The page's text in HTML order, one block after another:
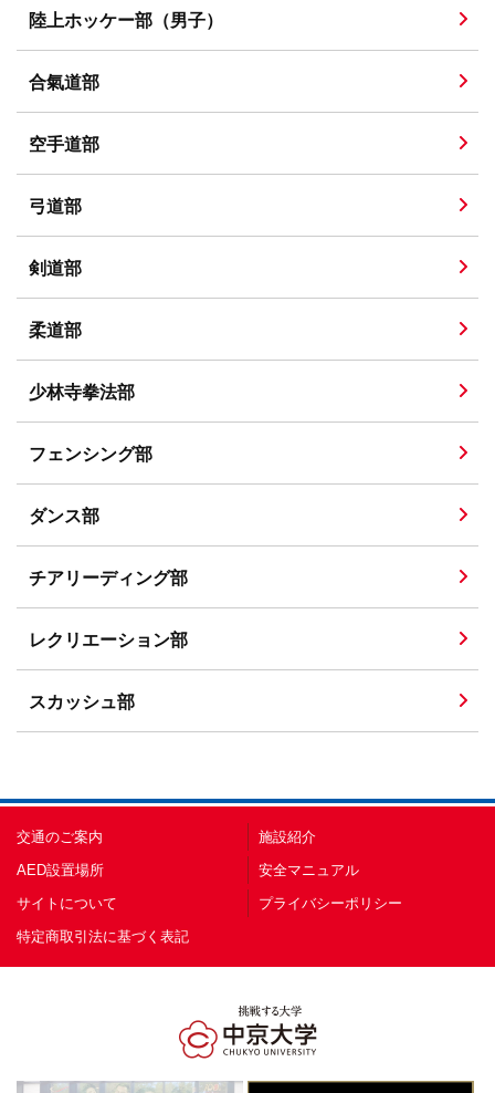
陸上ホッケー部（男子）
合氣道部
空手道部
弓道部
剣道部
柔道部
少林寺拳法部
フェンシング部
ダンス部
チアリーディング部
レクリエーション部
スカッシュ部
交通のご案内
施設紹介
AED設置場所
安全マニュアル
サイトについて
プライバシーポリシー
特定商取引法に基づく表記